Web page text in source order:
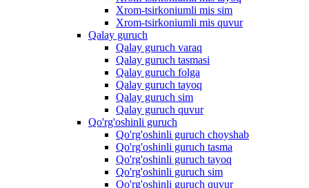
Xrom-tsirkoniumli mis sim
Xrom-tsirkoniumli mis quvur
Qalay guruch
Qalay guruch varaq
Qalay guruch tasmasi
Qalay guruch folga
Qalay guruch tayoq
Qalay guruch sim
Qalay guruch quvur
Qo'rg'oshinli guruch
Qo'rg'oshinli guruch choyshab
Qo'rg'oshinli guruch tasma
Qo'rg'oshinli guruch tayoq
Qo'rg'oshinli guruch sim
Qo'rg'oshinli guruch quvur